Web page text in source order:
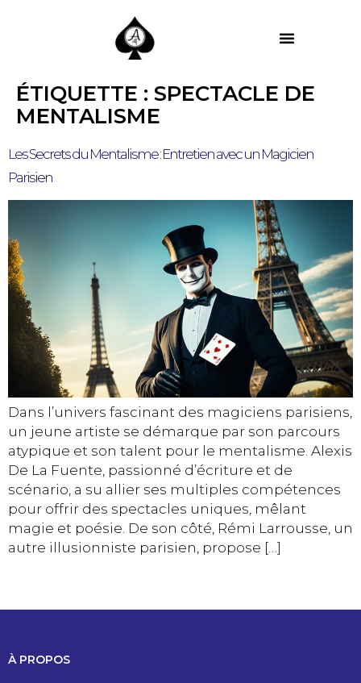
ÉTIQUETTE : SPECTACLE DE
MENTALISME
Les Secrets du Mentalisme : Entretien avec un Magicien
Parisien
Dans l’univers fascinant des magiciens parisiens,
un jeune artiste se démarque par son parcours
atypique et son talent pour le mentalisme. Alexis
De La Fuente, passionné d’écriture et de
scénario, a su allier ses multiples compétences
pour offrir des spectacles uniques, mêlant
magie et poésie. De son côté, Rémi Larrousse, un
autre illusionniste parisien, propose […]
À PROPOS